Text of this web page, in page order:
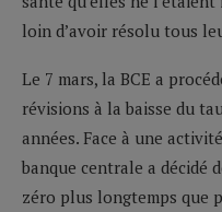
loin d’avoir résolu tous
Le 7 mars, la BCE a
révisions à la baisse du
années. Face à une
banque centrale a décidé
zéro plus longtemps que